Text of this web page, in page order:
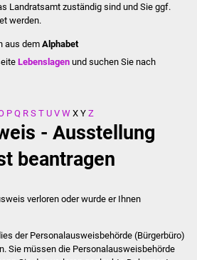
Jugendbeirat
Summerrockfestival
Stadtverwaltung
Ansprechpartner
Kontakt
Landratsamt zuständig sind und Sie ggf.
werden.
aus dem Alphabet
Lebenslagen und suchen Sie nach
P Q R S T U V W X Y Z
- Ausstellung
beantragen
verloren oder wurde er Ihnen
der Personalausweisbehörde (Bürgerbüro)
Sie müssen die Personalausweisbehörde